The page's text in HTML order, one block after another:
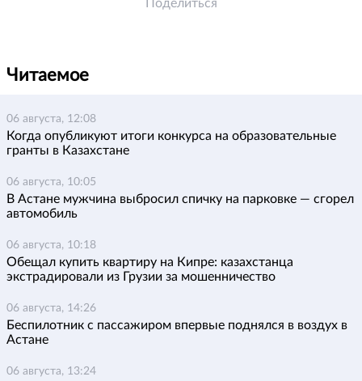
Поделиться
Читаемое
06 августа, 12:08
Когда опубликуют итоги конкурса на образовательные
гранты в Казахстане
06 августа, 10:05
В Астане мужчина выбросил спичку на парковке — сгорел
автомобиль
06 августа, 10:18
Обещал купить квартиру на Кипре: казахстанца
экстрадировали из Грузии за мошенничество
06 августа, 14:26
Беспилотник с пассажиром впервые поднялся в воздух в
Астане
06 августа, 13:24